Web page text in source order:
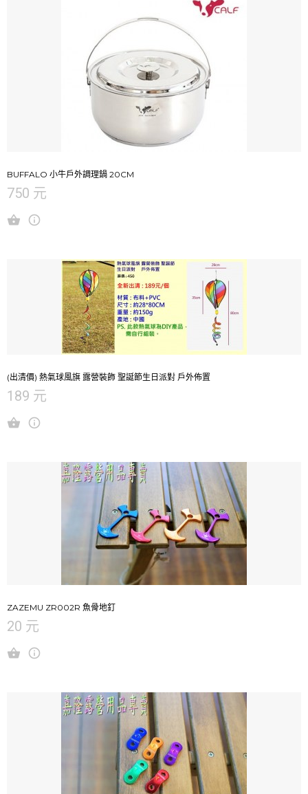
BUFFALO 小牛戶外調理鍋 20CM
750 元
(出清價) 熱氣球風旗 露營裝飾 聖誕節生日派對 戶外佈置
189 元
ZAZEMU ZR002R 魚骨地釘
20 元